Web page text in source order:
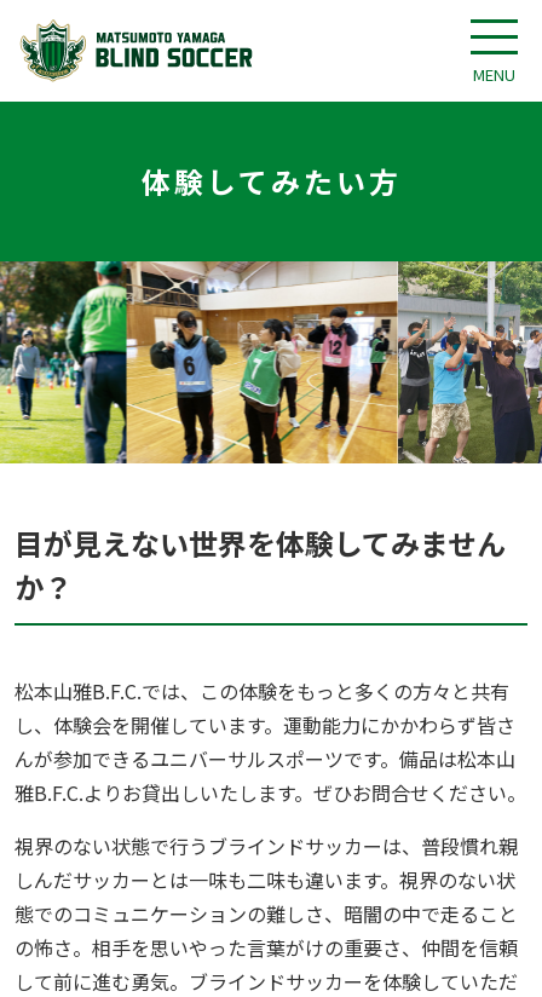
MENU
体験してみたい方
目が見えない世界を体験してみません
か？
松本山雅B.F.C.では、この体験をもっと多くの方々と共有
し、体験会を開催しています。運動能力にかかわらず皆さ
んが参加できるユニバーサルスポーツです。備品は松本山
雅B.F.C.よりお貸出しいたします。ぜひお問合せください。
視界のない状態で行うブラインドサッカーは、普段慣れ親
しんだサッカーとは一味も二味も違います。視界のない状
態でのコミュニケーションの難しさ、暗闇の中で走ること
の怖さ。相手を思いやった言葉がけの重要さ、仲間を信頼
して前に進む勇気。ブラインドサッカーを体験していただ